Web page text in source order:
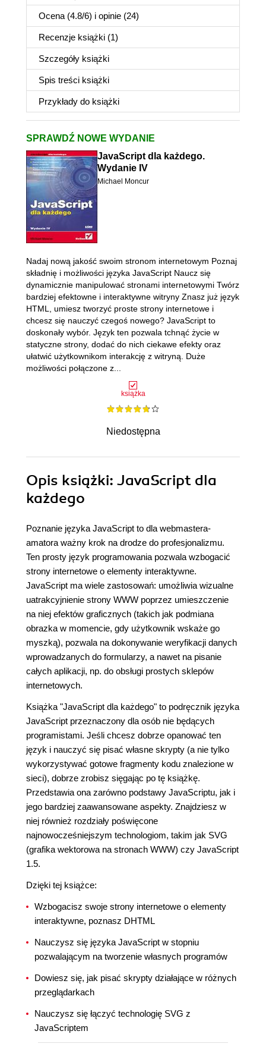
Ocena (4.8/6) i opinie (24)
Recenzje książki (1)
Szczegóły książki
Spis treści książki
Przykłady do książki
SPRAWDŹ NOWE WYDANIE
JavaScript dla każdego.
Wydanie IV
Michael Moncur
książka
Niedostępna
Nadaj nową jakość swoim stronom internetowym Poznaj
składnię i możliwości języka JavaScript Naucz się
dynamicznie manipulować stronami internetowymi Twórz
bardziej efektowne i interaktywne witryny Znasz już język
HTML, umiesz tworzyć proste strony internetowe i
chcesz się nauczyć czegoś nowego? JavaScript to
doskonały wybór. Język ten pozwala tchnąć życie w
statyczne strony, dodać do nich ciekawe efekty oraz
ułatwić użytkownikom interakcję z witryną. Duże
możliwości połączone z...
Opis książki: JavaScript dla
każdego
Poznanie języka JavaScript to dla webmastera-
amatora ważny krok na drodze do profesjonalizmu.
Ten prosty język programowania pozwala wzbogacić
strony internetowe o elementy interaktywne.
JavaScript ma wiele zastosowań: umożliwia wizualne
uatrakcyjnienie strony WWW poprzez umieszczenie
na niej efektów graficznych (takich jak podmiana
obrazka w momencie, gdy użytkownik wskaże go
myszką), pozwala na dokonywanie weryfikacji danych
wprowadzanych do formularzy, a nawet na pisanie
całych aplikacji, np. do obsługi prostych sklepów
internetowych.
Książka "JavaScript dla każdego" to podręcznik języka
JavaScript przeznaczony dla osób nie będących
programistami. Jeśli chcesz dobrze opanować ten
język i nauczyć się pisać własne skrypty (a nie tylko
wykorzystywać gotowe fragmenty kodu znalezione w
sieci), dobrze zrobisz sięgając po tę książkę.
Przedstawia ona zarówno podstawy JavaScriptu, jak i
jego bardziej zaawansowane aspekty. Znajdziesz w
niej również rozdziały poświęcone
najnowocześniejszym technologiom, takim jak SVG
(grafika wektorowa na stronach WWW) czy JavaScript
1.5.
Dzięki tej książce:
Wzbogacisz swoje strony internetowe o elementy
interaktywne, poznasz DHTML
Nauczysz się języka JavaScript w stopniu
pozwalającym na tworzenie własnych programów
Dowiesz się, jak pisać skrypty działające w różnych
przeglądarkach
Nauczysz się łączyć technologię SVG z
JavaScriptem